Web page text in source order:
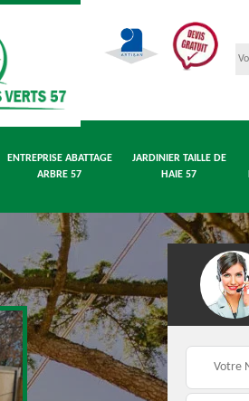
ENTREPRISE ABATTAGE
ARBRE 57
JARDINIER TAILLE DE
HAIE 57
Pose de pelouse en
rouleau 57